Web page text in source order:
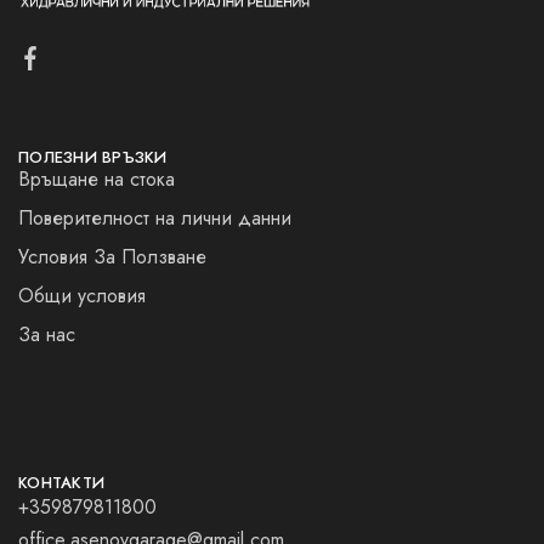
ПОЛЕЗНИ ВРЪЗКИ
Връщане на стока
Поверителност на лични данни
Условия За Ползване
Общи условия
За нас
КОНТАКТИ
+359879811800